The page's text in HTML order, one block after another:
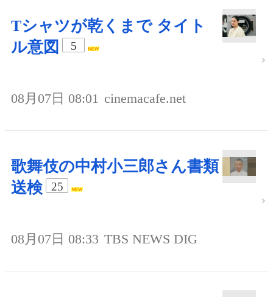
Tシャツが乾くまで タイト
ル意図
5
08月07日 08:01 cinemacafe.net
歌舞伎の中村小三郎さん書類
送検
25
08月07日 08:33 TBS NEWS DIG